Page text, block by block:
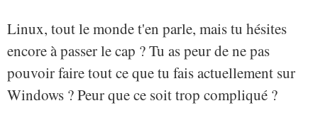
Linux, tout le monde t'en parle, mais tu hésites
encore à passer le cap ? Tu as peur de ne pas
pouvoir faire tout ce que tu fais actuellement sur
Windows ? Peur que ce soit trop compliqué ?